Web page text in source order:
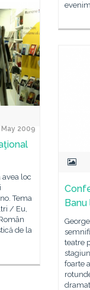
2009
loc
Tema
/ Eu,
de la
Banu
teatre
foarte